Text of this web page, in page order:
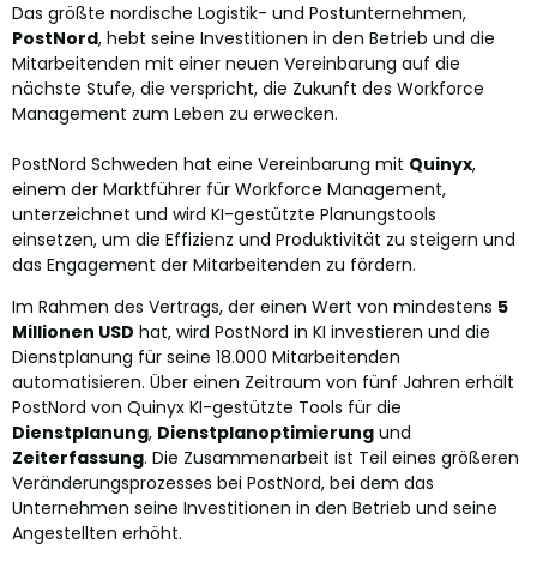
Das größte nordische Logistik- und Postunternehmen,
PostNord, hebt seine Investitionen in den Betrieb und die
Mitarbeitenden mit einer neuen Vereinbarung auf die
nächste Stufe, die verspricht, die Zukunft des Workforce
Management zum Leben zu erwecken.
PostNord Schweden hat eine Vereinbarung mit Quinyx,
einem der Marktführer für Workforce Management,
unterzeichnet und wird KI-gestützte Planungstools
einsetzen, um die Effizienz und Produktivität zu steigern und
das Engagement der Mitarbeitenden zu fördern.
Im Rahmen des Vertrags, der einen Wert von mindestens 5
Millionen USD hat, wird PostNord in KI investieren und die
Dienstplanung für seine 18.000 Mitarbeitenden
automatisieren. Über einen Zeitraum von fünf Jahren erhält
PostNord von Quinyx KI-gestützte Tools für die
Dienstplanung, Dienstplanoptimierung und
Zeiterfassung. Die Zusammenarbeit ist Teil eines größeren
Veränderungsprozesses bei PostNord, bei dem das
Unternehmen seine Investitionen in den Betrieb und seine
Angestellten erhöht.